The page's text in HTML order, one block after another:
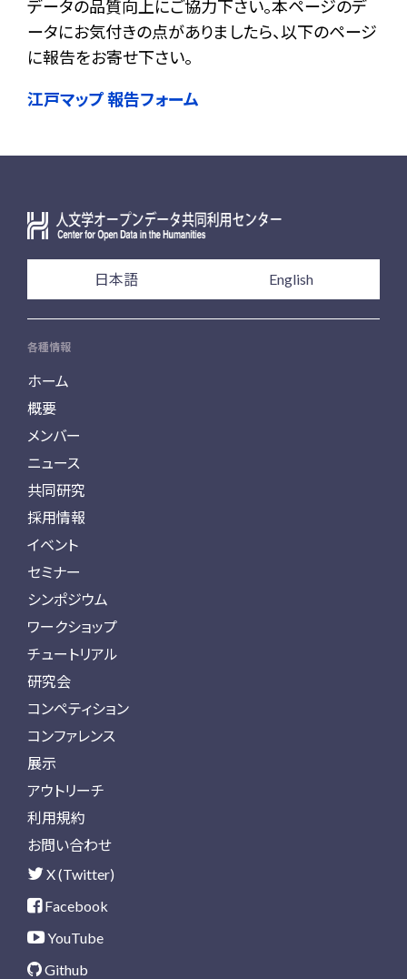
データの品質向上にご協力下さい。本ページのデ
ータにお気付きの点がありましたら、以下のページ
に報告をお寄せ下さい。
江戸マップ 報告フォーム
日本語 English
各種情報
ホーム
概要
メンバー
ニュース
共同研究
採用情報
イベント
セミナー
シンポジウム
ワークショップ
チュートリアル
研究会
コンペティション
コンファレンス
展示
アウトリーチ
利用規約
お問い合わせ
X (Twitter)
Facebook
YouTube
Github